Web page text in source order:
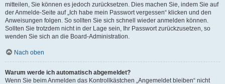
mitteilen, Sie können es jedoch zurücksetzen. Dies machen Sie, indem Sie auf
der Anmelde-Seite auf „Ich habe mein Passwort vergessen“ klicken und den
Anweisungen folgen. So sollten Sie sich schnell wieder anmelden können.
Sollten Sie trotzdem nicht in der Lage sein, Ihr Passwort zurückzusetzen, so
wenden Sie sich an die Board-Administration.
Nach oben
Warum werde ich automatisch abgemeldet?
Wenn Sie beim Anmelden das Kontrollkästchen „Angemeldet bleiben“ nicht